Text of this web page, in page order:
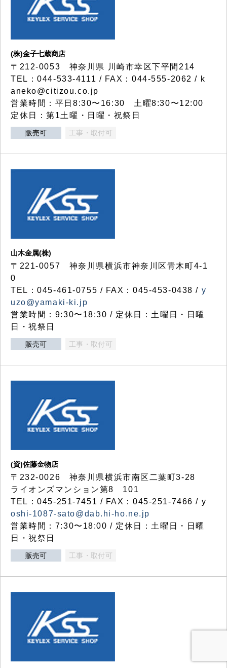
(株)金子七蔵商店
〒212-0053 神奈川県 川崎市幸区下平間214
TEL：044-533-4111 / FAX：044-555-2062 / k
aneko@citizou.co.jp
営業時間：平日8:30〜16:30 土曜8:30〜12:00
定休日：第1土曜・日曜・祝祭日
販売可 工事・取付可
山木金属(株)
〒221-0057 神奈川県横浜市神奈川区青木町4-1
0
TEL：045-461-0755 / FAX：045-453-0438 / y
uzo@yamaki-ki.jp
営業時間：9:30〜18:30 / 定休日：土曜日・日曜
日・祝祭日
販売可 工事・取付可
(資)佐藤金物店
〒232-0026 神奈川県横浜市南区二葉町3-28
ライオンズマンション第8 101
TEL：045-251-7451 / FAX：045-251-7466 / y
oshi-1087-sato@dab.hi-ho.ne.jp
営業時間：7:30〜18:00 / 定休日：土曜日・日曜
日・祝祭日
販売可 工事・取付可